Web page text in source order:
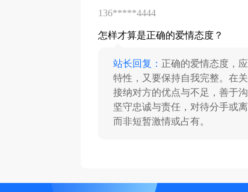
136*****4444
怎样才算是正确的爱情态度？
站长回复： 正确的爱情态度，
特性，又要保持自我完整。在
接纳对方的优点与不足，善于
坚守忠诚与责任，对待分手或
而非短暂激情或占有。